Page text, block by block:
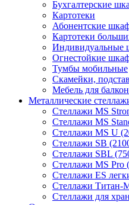
Бухгалтерские
Картотеки
Абонентские
Картотеки
Индивидуальные
Огнестойкие
Тумбы мобильные
Скамейки,
Мебель для
Металлические
Стеллажи MS
Стеллажи MS
Стеллажи MS U
Стеллажи SB
Стеллажи SBL
Стеллажи MS Pro
Стеллажи ES
Стеллажи Титан-
Стеллажи для